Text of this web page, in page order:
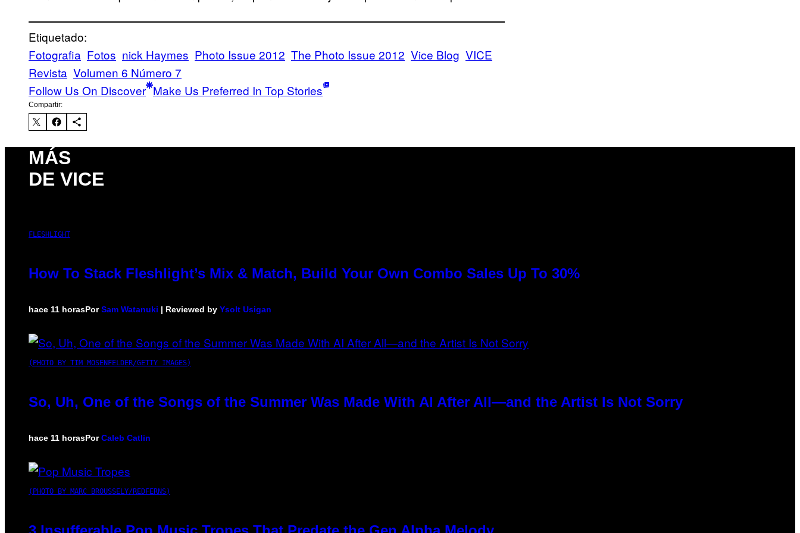
Etiquetado:
Fotografia Fotos nick Haymes Photo Issue 2012 The Photo Issue 2012 Vice Blog VICE
Revista Volumen 6 Número 7
Follow Us On Discover Make Us Preferred In Top Stories
Compartir:
MÁS
DE VICE
FLESHLIGHT
How To Stack Fleshlight’s Mix & Match, Build Your Own Combo Sales Up To 30%
hace 11 horasPorSam Watanuki | Reviewed by Ysolt Usigan
(PHOTO BY TIM MOSENFELDER/GETTY IMAGES)
So, Uh, One of the Songs of the Summer Was Made With AI After All—and the Artist Is Not Sorry
hace 11 horasPorCaleb Catlin
(PHOTO BY MARC BROUSSELY/REDFERNS)